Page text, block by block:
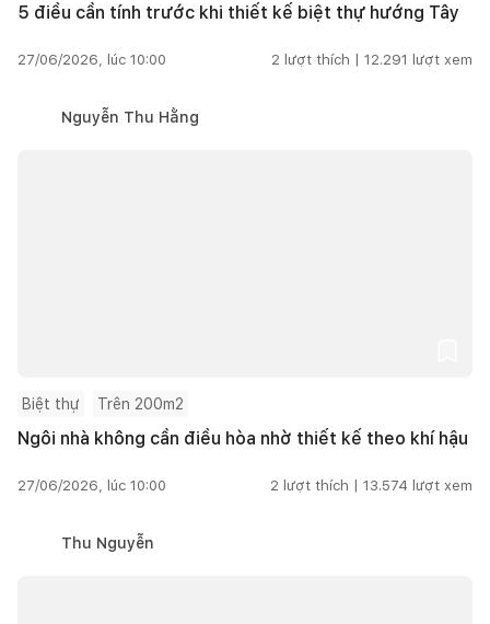
5 điều cần tính trước khi thiết kế biệt thự hướng Tây
27/06/2026, lúc 10:00 2 lượt thích | 12.291 lượt xem
Nguyễn Thu Hằng
Biệt thự Trên 200m2
Ngôi nhà không cần điều hòa nhờ thiết kế theo khí hậu
27/06/2026, lúc 10:00 2 lượt thích | 13.574 lượt xem
Thu Nguyễn